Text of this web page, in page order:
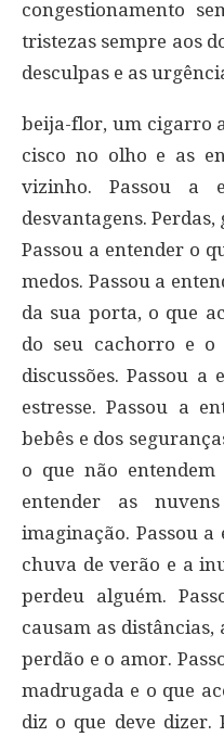
congestionamento
tristezas sempre aos
desculpas e as
beija-flor, um cigarro
cisco no olho e as
vizinho. Passou a
desvantagens.
Passou a entender o
medos. Passou a
da sua porta, o que
do seu cachorro e
discussões. Passou a
estresse. Passou a
bebês e dos
o que não entendem
entender as
imaginação. Passou
chuva de verão e a
perdeu alguém.
causam as distâncias,
perdão e o amor.
madrugada e o que
diz o que deve dizer.